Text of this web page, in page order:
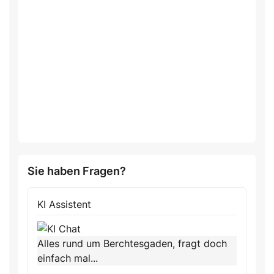
Sie haben Fragen?
KI Assistent
Alles rund um Berchtesgaden, fragt doch
einfach mal...